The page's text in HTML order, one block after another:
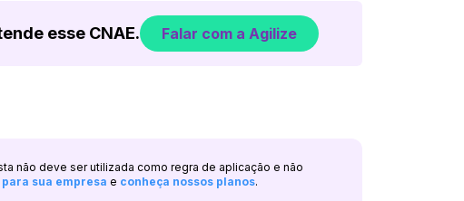
esse CNAE. Falar com a Agilize
não deve ser utilizada como regra de aplicação e não
sua empresa e conheça nossos planos.